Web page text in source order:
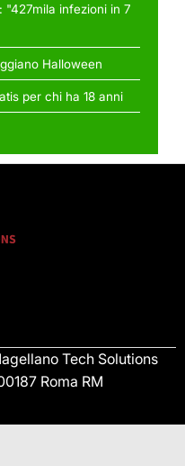
"427mila infezioni in 7
Halloween
per chi ha 18 anni
Tech Solutions
Roma RM